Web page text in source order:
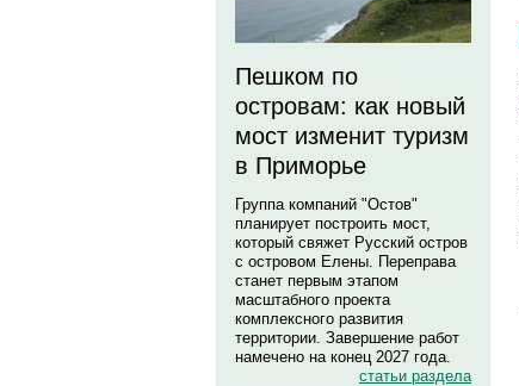
Пешком по
островам: как новый
мост изменит туризм
в Приморье
Группа компаний "Остов"
планирует построить мост,
который свяжет Русский остров
с островом Елены. Переправа
станет первым этапом
масштабного проекта
комплексного развития
территории. Завершение работ
намечено на конец 2027 года.
статьи раздела